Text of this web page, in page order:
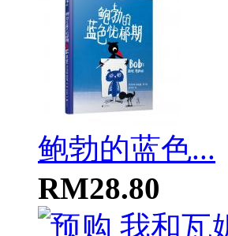
鲍勃的蓝色...
RM28.80